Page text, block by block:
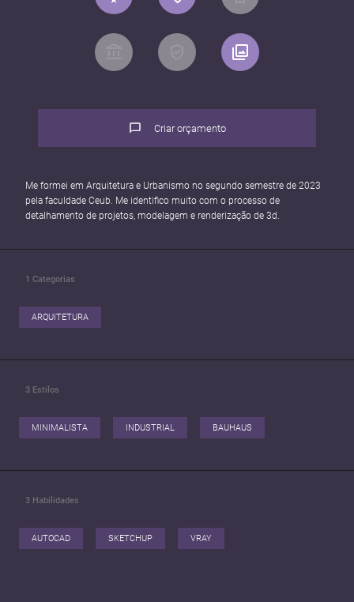
Criar orçamento
Me formei em Arquitetura e Urbanismo no segundo semestre de 2023
pela faculdade Ceub. Me identifico muito com o processo de
detalhamento de projetos, modelagem e renderização de 3d.
1 Categorias
ARQUITETURA
3 Estilos
MINIMALISTA INDUSTRIAL BAUHAUS
3 Habilidades
AUTOCAD SKETCHUP VRAY